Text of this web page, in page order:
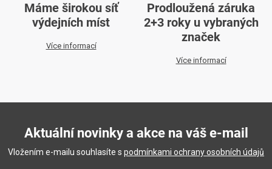
Máme širokou síť
výdejních míst
Více informací
Prodloužená záruka
2+3 roky u vybraných
značek
Více informací
Aktuální novinky a akce na váš e-mail
Vložením e-mailu souhlasíte s podmínkami ochrany osobních údajů